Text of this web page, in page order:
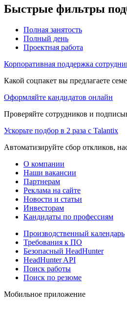
Быстрые фильтры
Полная занятость
Полный день
Проектная работа
Корпоративная поддержка
Какой соцпакет вы предлагаете
Оформляйте кандидатов онлайн
Проверяйте сотрудников и
Ускорьте подбор в 2 раза с Talantix
Автоматизируйте сбор откликов,
О компании
Наши вакансии
Партнерам
Реклама на сайте
Новости и статьи
Инвесторам
Кандидаты по профессиям
Производственный календарь
Требования к ПО
Безопасный HeadHunter
HeadHunter API
Поиск работы
Поиск по резюме
Мобильное приложение